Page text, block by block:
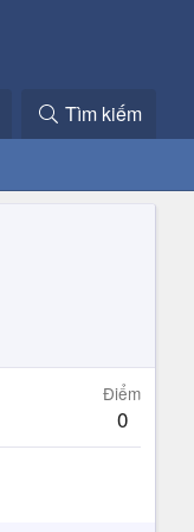
Tìm kiếm
Điểm
0